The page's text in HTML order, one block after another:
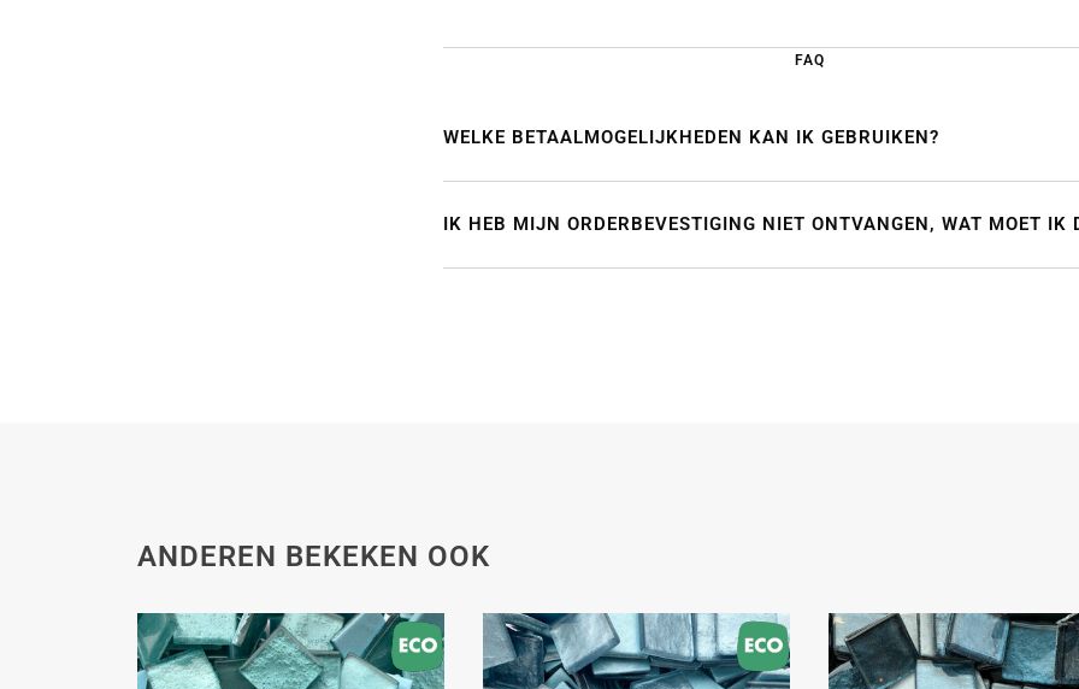
FAQ
WELKE BETAALMOGELIJKHEDEN KAN IK GEBRUIKEN?
IK HEB MIJN ORDERBEVESTIGING NIET ONTVANGEN, WAT MOET IK
ANDEREN BEKEKEN OOK